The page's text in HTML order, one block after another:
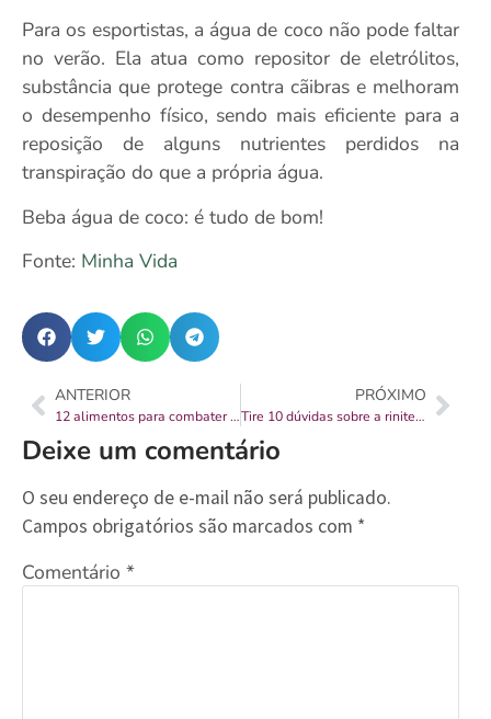
Para os esportistas, a água de coco não pode faltar
no verão. Ela atua como repositor de eletrólitos,
substância que protege contra cãibras e melhoram
o desempenho físico, sendo mais eficiente para a
reposição de alguns nutrientes perdidos na
transpiração do que a própria água.
Beba água de coco: é tudo de bom!
Fonte: Minha Vida
ANTERIOR
12 alimentos para combater a depressão
PRÓXIMO
Tire 10 dúvidas sobre a rinite alérgica
Deixe um comentário
O seu endereço de e-mail não será publicado.
Campos obrigatórios são marcados com *
Comentário *